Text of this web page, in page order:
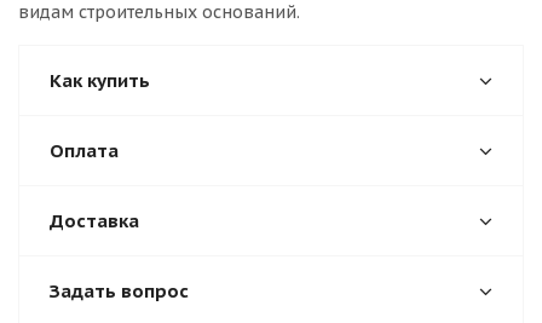
видам строительных оснований.
Как купить
Оплата
Доставка
Задать вопрос